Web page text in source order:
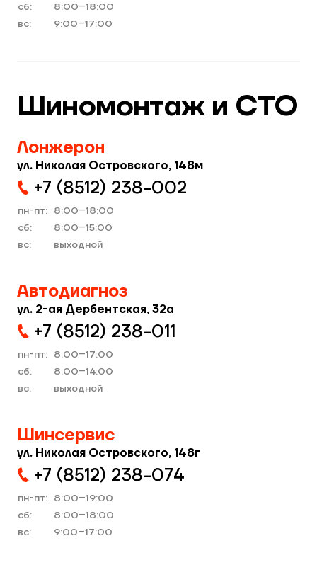
cб:
8:00–18:00
вс:
9:00–17:00
Шиномонтаж и СТО
Лонжерон
ул. Николая Островского, 148м
+7 (8512) 238−002
пн-пт: 8:00–18:00
cб:
8:00–15:00
вс:
выходной
Автодиагноз
ул. 2-ая Дербентская, 32а
+7 (8512) 238−011
пн-пт: 8:00–17:00
cб:
8:00–14:00
вс:
выходной
Шинсервис
ул. Николая Островского, 148г
+7 (8512) 238−074
пн-пт: 8:00–19:00
cб:
8:00–18:00
вс:
9:00–17:00